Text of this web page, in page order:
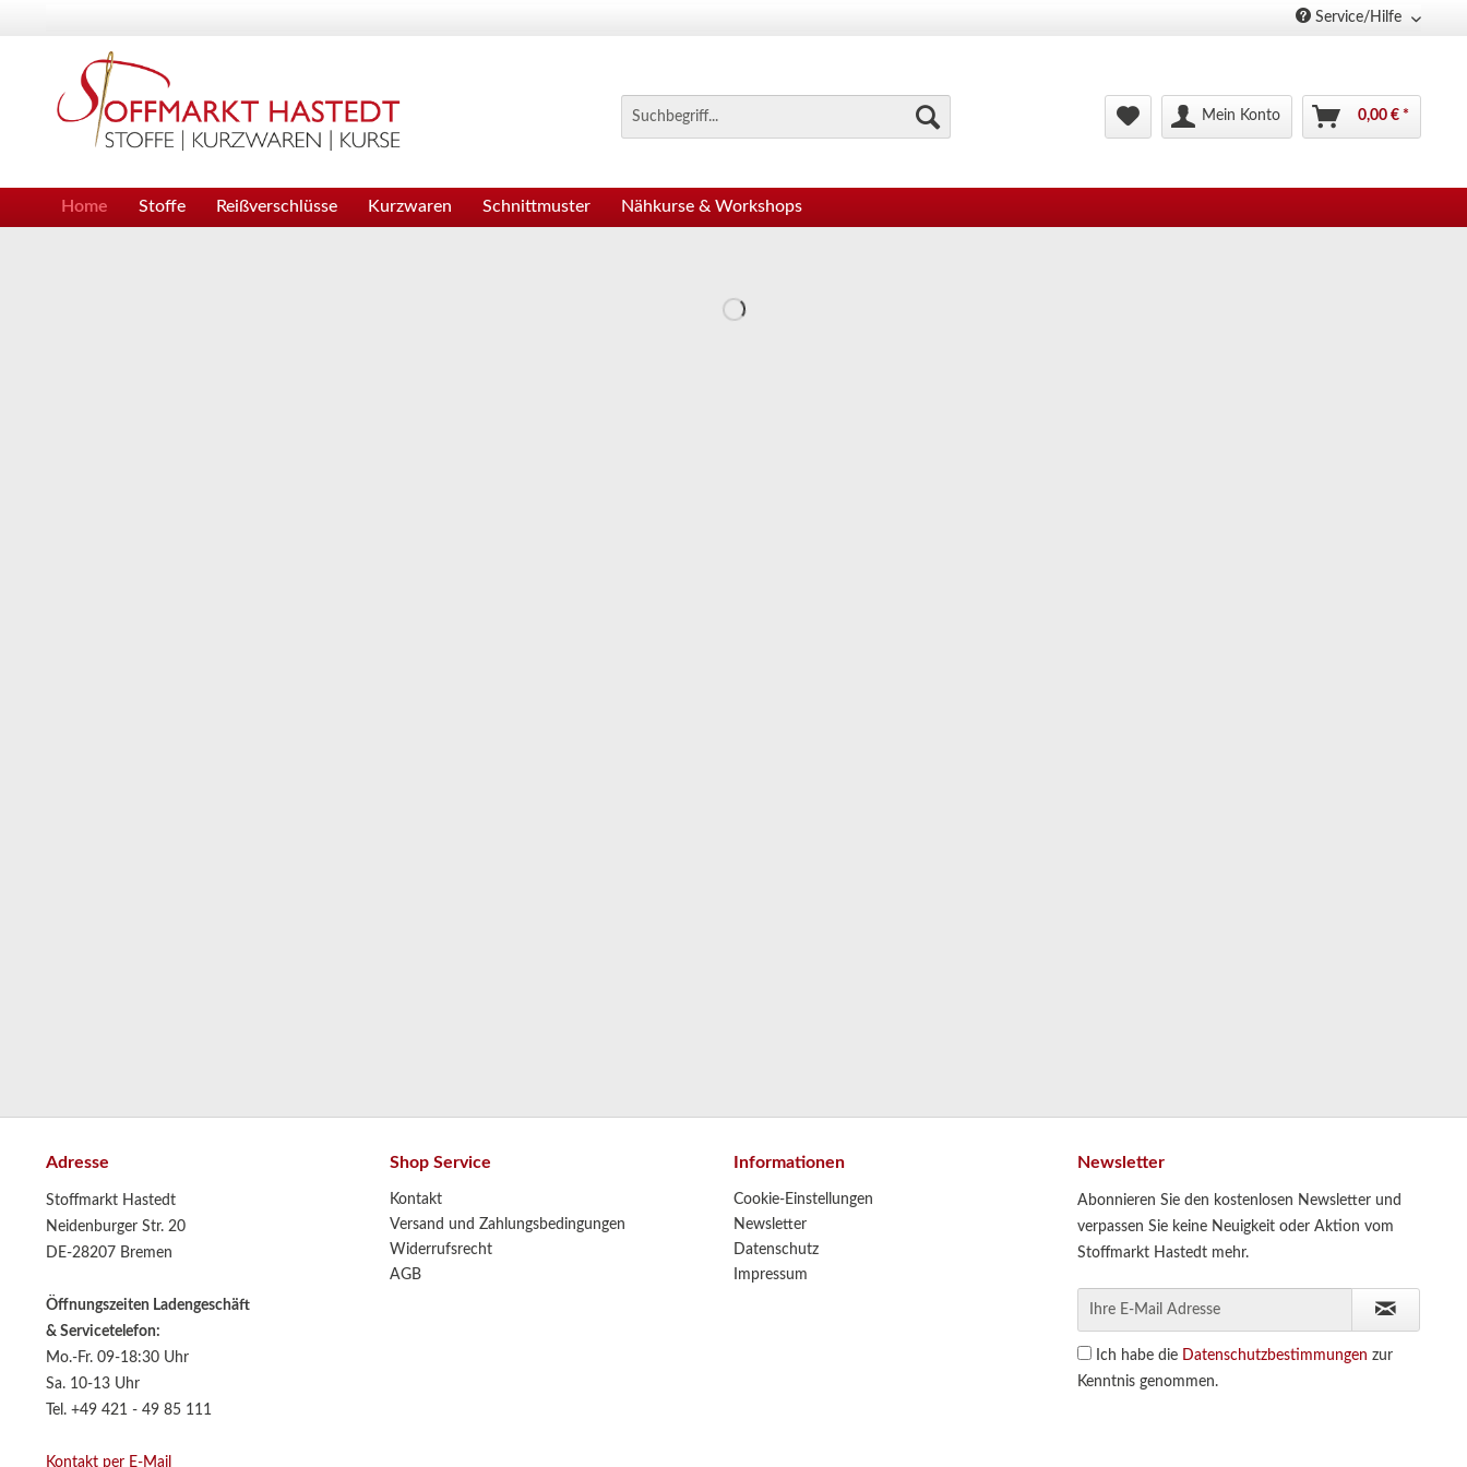
Service/Hilfe
Mein Konto 0,00 € *
Home Stoffe Reißverschlüsse Kurzwaren Schnittmuster Nähkurse & Workshops
Adresse
Stoffmarkt Hastedt
Neidenburger Str. 20
DE-28207 Bremen
Öffnungszeiten Ladengeschäft
& Servicetelefon:
Mo.-Fr. 09-18:30 Uhr
Sa. 10-13 Uhr
Tel. +49 421 - 49 85 111
Kontakt per E-Mail
Shop Service
Kontakt
Versand und Zahlungsbedingungen
Widerrufsrecht
AGB
Informationen
Cookie-Einstellungen
Newsletter
Datenschutz
Impressum
Newsletter
Abonnieren Sie den kostenlosen Newsletter und
verpassen Sie keine Neuigkeit oder Aktion vom
Stoffmarkt Hastedt mehr.
Ich habe die Datenschutzbestimmungen zur
Kenntnis genommen.